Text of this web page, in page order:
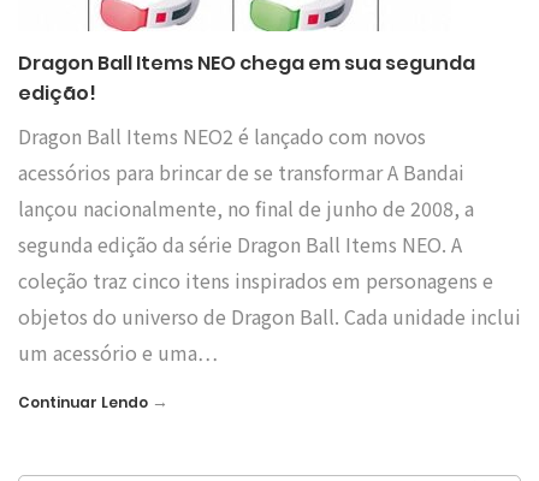
Dragon Ball Items NEO chega em sua segunda
edição!
Dragon Ball Items NEO2 é lançado com novos
acessórios para brincar de se transformar A Bandai
lançou nacionalmente, no final de junho de 2008, a
segunda edição da série Dragon Ball Items NEO. A
coleção traz cinco itens inspirados em personagens e
objetos do universo de Dragon Ball. Cada unidade inclui
um acessório e uma…
Continuar Lendo →